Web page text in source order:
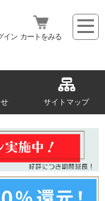
イン カートをみる
サイトマップ